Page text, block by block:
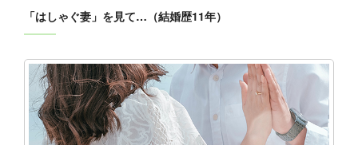
「はしゃぐ妻」を見て…（結婚歴11年）